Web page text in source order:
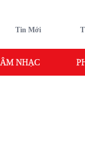
Tin Mới
ÂM NHẠC